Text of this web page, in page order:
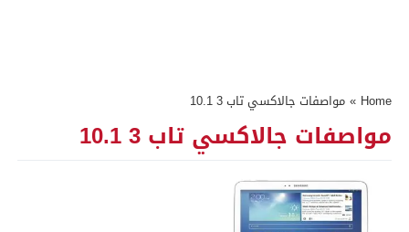
Home
» مواصفات جالاكسي تاب 3 10.1
مواصفات جالاكسي تاب 3 10.1